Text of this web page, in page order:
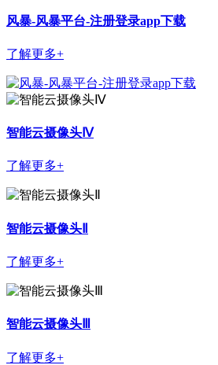
风暴-风暴平台-注册登录app下载
了解更多+
智能云摄像头Ⅳ
了解更多+
智能云摄像头Ⅱ
了解更多+
智能云摄像头Ⅲ
了解更多+